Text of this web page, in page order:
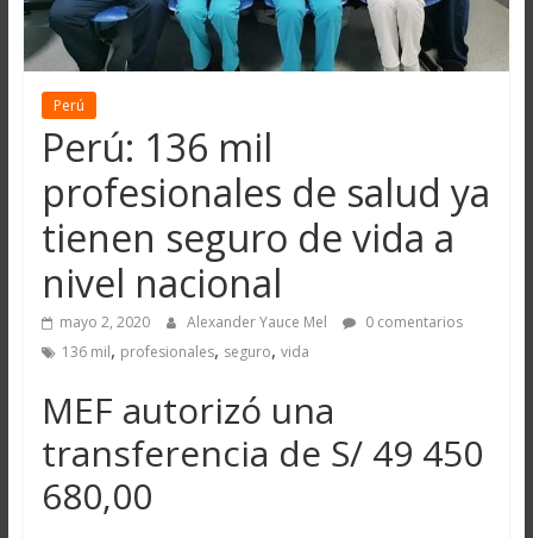
Perú
Perú: 136 mil
profesionales de salud ya
tienen seguro de vida a
nivel nacional
mayo 2, 2020 Alexander Yauce Mel
0 comentarios
136 mil, profesionales, seguro, vida
MEF autorizó una
transferencia de S/ 49 450
680,00